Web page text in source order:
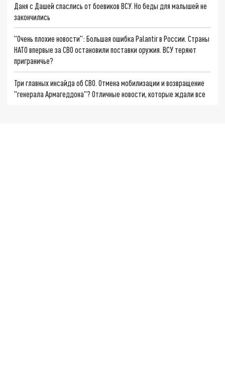
Даня с Дашей спаслись от боевиков ВСУ. Но беды для малышей не
закончились
"Очень плохие новости": Большая ошибка Palantir в России. Страны
НАТО впервые за СВО остановили поставки оружия. ВСУ теряют
приграничье?
Три главных инсайда об СВО. Отмена мобилизации и возвращение
"генерала Армагеддона"? Отличные новости, которые ждали все